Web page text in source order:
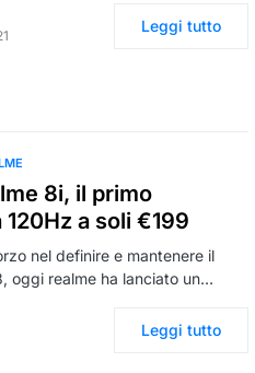
Leggi tutto
8i, il primo
a soli €199
nel definire e mantenere il
oggi realme ha lanciato un…
Leggi tutto